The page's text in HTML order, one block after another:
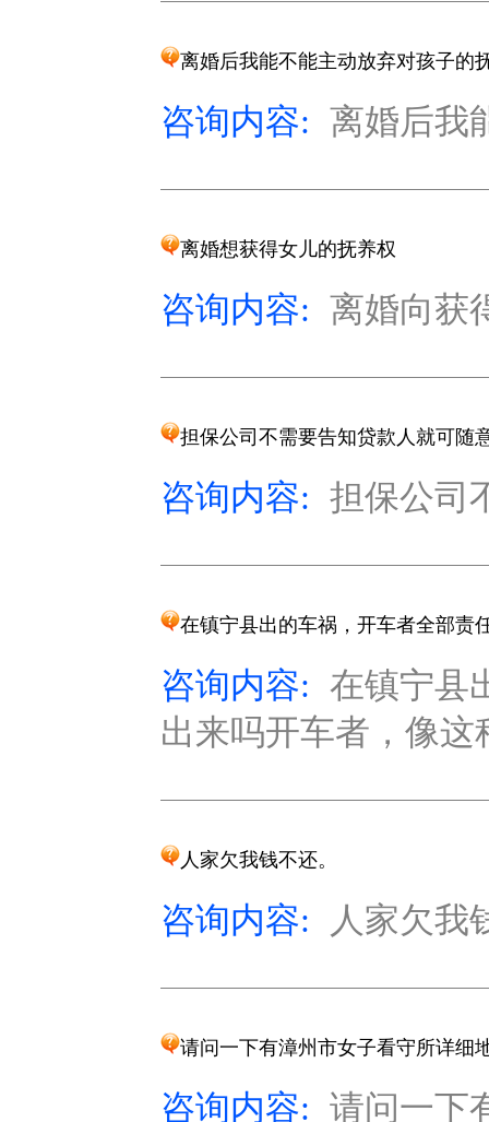
离婚后我能不能主动放弃对孩子的
咨询内容: 离婚后我
离婚想获得女儿的抚养权
咨询内容: 离婚向获
担保公司不需要告知贷款人就可随
咨询内容: 担保公司
在镇宁县出的车祸，开车者全部责
咨询内容: 在镇宁县
出来吗开车者，像
人家欠我钱不还。
咨询内容: 人家欠我
请问一下有漳州市女子看守所详细
咨询内容: 请问一下